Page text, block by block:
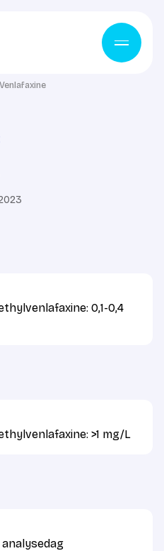
Venlafaxine
0,1-0,4
>1 mg/L